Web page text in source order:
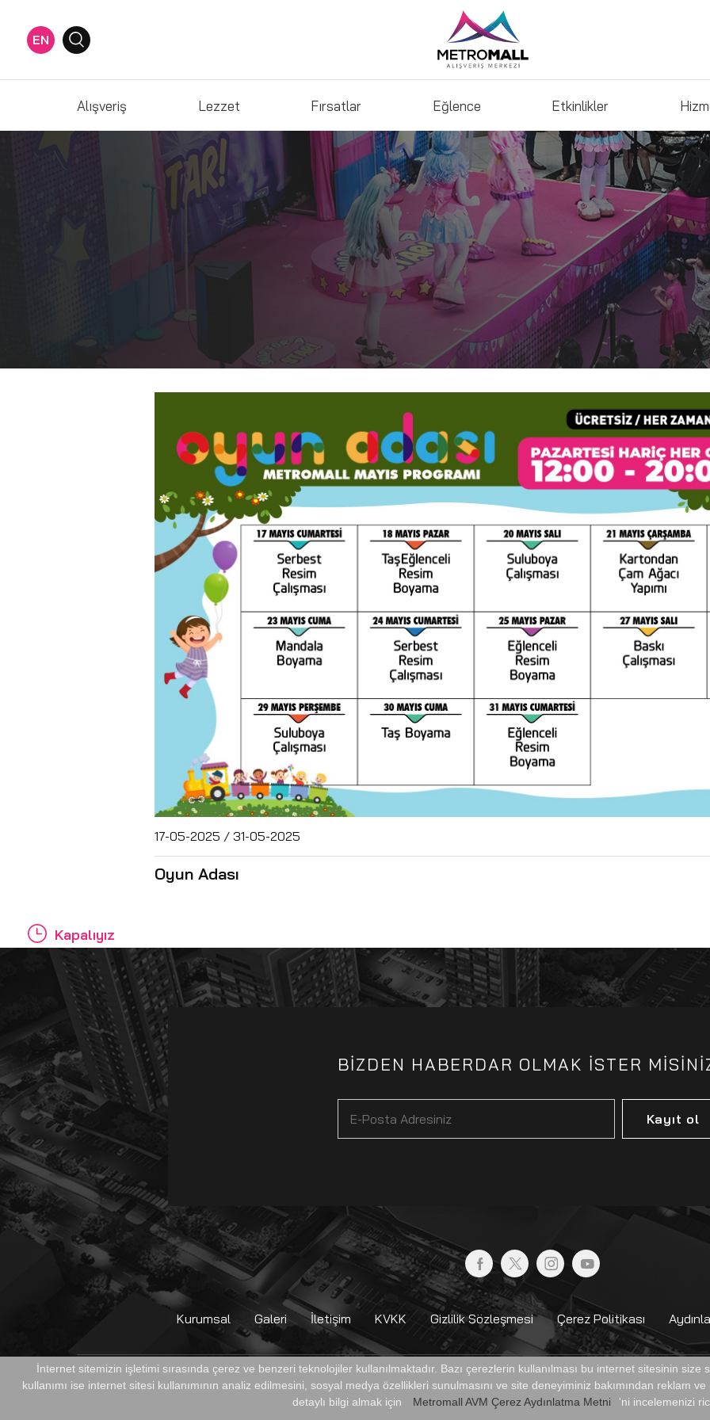
EN
Alışveriş Lezzet Fırsatlar Eğlence Etkinlikler
17-05-2025 / 31-05-2025
Oyun Adası
Kapalıyız
BİZDEN HABERDAR OLMAK İSTER
Kayıt ol
Kurumsal Galeri İletişim KVKK Gizlilik Sözleşmesi Çerez Politikası
TÜM HAKLARI SAKLIDIR. © METROMALL ALIŞVERİŞ MERKEZİ
İnternet sitemizin işletimi sırasında çerez ve benzeri teknolojiler kullanılmaktadır. Bazı çerezlerin kullanılması bu internet sitesinin
kullanımı ise internet sitesi kullanımının analiz edilmesini, sosyal medya özellikleri sunulmasını ve site deneyiminiz bakımından reklam
detaylı bilgi almak için
Metromall AVM Çerez Aydınlatma Metni 'ni incelemenizi